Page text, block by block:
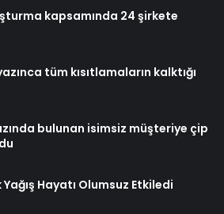
kapsamında 24 şirkete
tüm kısıtlamaların kalktığı
bulunan isimsiz müşteriye çip
Hayatı Olumsuz Etkiledi